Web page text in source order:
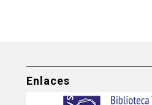
Enlaces